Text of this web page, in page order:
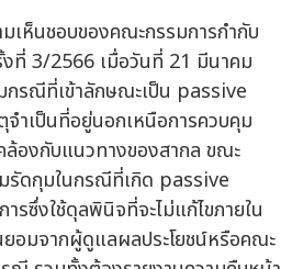
เห็นชอบของคณะกรรมการกำกับ
งที่ 3/2566 เมื่อวันที่ 21 มีนาคม
กรณีที่เข้าลักษณะเป็น passive
ำเป็นที่อยู่นอกเหนือการควบคุม
องกับแนวทางของสากล ขณะ
รัดกุมในกรณีที่เกิด passive
รซึ่งใช้ดุลพินิจที่จะไม่แก้ไขภายใน
อมจากผู้ดูแลผลประโยชน์หรือคณะ